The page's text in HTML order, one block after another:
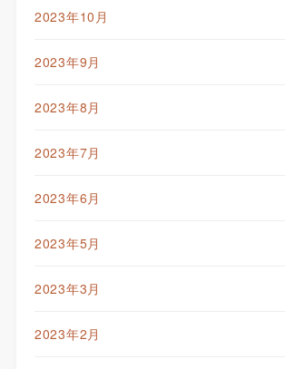
2023年10月
2023年9月
2023年8月
2023年7月
2023年6月
2023年5月
2023年3月
2023年2月